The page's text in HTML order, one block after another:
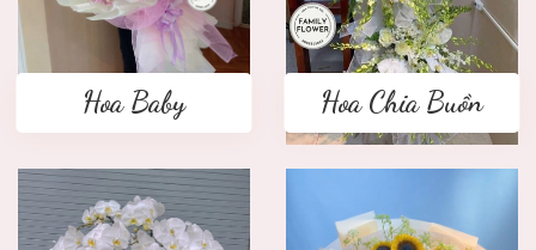
Hoa Baby Hoa Chia Buồn